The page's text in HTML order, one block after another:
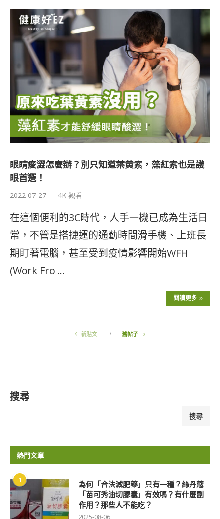
眼睛痠澀怎麼辦？別只知道葉黃素，藻紅素也是護
眼首選！
2022-07-27 4K 觀看
在這個便利的3C時代，人手一機已成為生活日
常，不管是搭捷運的通勤時間滑手機、上班長
期盯著電腦，甚至受到疫情影響開始WFH
(Work Fro …
閱讀更多
新貼文 舊帖子
搜尋
搜尋
熱門文章
1
為何「合法減肥藥」只有一種？絲丹蔻
「苗可秀油切膠囊」有效嗎？有什麼副
作用？那些人不能吃？
2025-08-06